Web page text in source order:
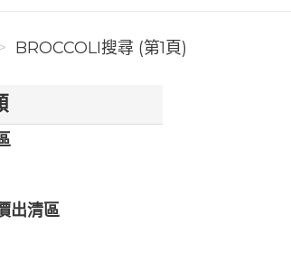
BROCCOLI搜尋 (第1頁)
出清區